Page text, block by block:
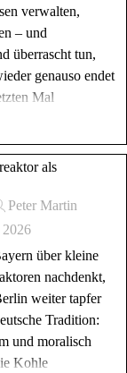
verwalten,
– und
überrascht tun,
genauso endet
Mal
als
Peter Martin
2026
über kleine
nachdenkt,
weiter tapfer
Tradition:
und moralisch
Kohle